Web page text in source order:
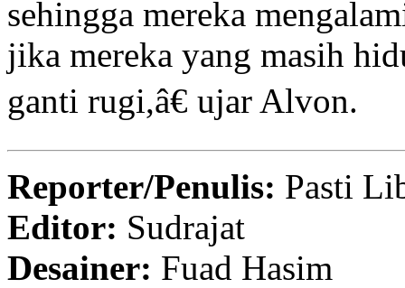
sehingga mereka
jika mereka yang masih
ganti rugi,â€ ujar Alvon.
Reporter/Penulis: Pasti
Editor: Sudrajat
Desainer: Fuad Hasim